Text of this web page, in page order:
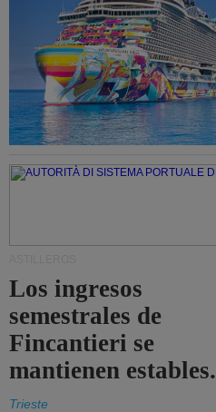
Los ingresos
semestrales de
Fincantieri se
mantienen estables.
Trieste